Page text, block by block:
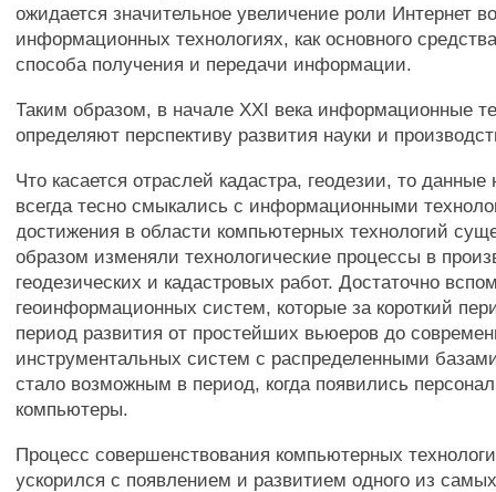
ожидается значительное увеличение роли Интернет
информационных технологиях, как основного
способа получения и передачи информации.
Таким образом, в начале XXI века информационные
определяют перспективу развития науки и
Что касается отраслей кадастра, геодезии, то данные
всегда тесно смыкались с информационными
достижения в области компьютерных технологий
образом изменяли технологические процессы в
геодезических и кадастровых работ. Достаточно
геоинформационных систем, которые за короткий
период развития от простейших вьюеров до
инструментальных систем с распределенными
стало возможным в период, когда появились
компьютеры.
Процесс совершенствования компьютерных
ускорился с появлением и развитием одного из